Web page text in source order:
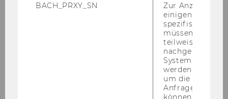
BACH_PRXY_SN
Zur Anzeige von
einigen WU-
spezifischen
müssen
teilweise von
nachgelagerten
System
werden.
um die Antwort
Anfrage
können.